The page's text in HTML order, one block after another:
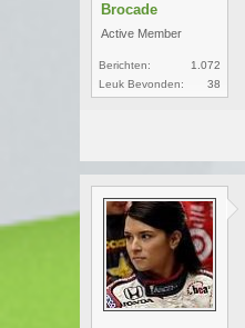
Brocade
Active Member
Berichten:
1.072
Leuk Bevonden:
38